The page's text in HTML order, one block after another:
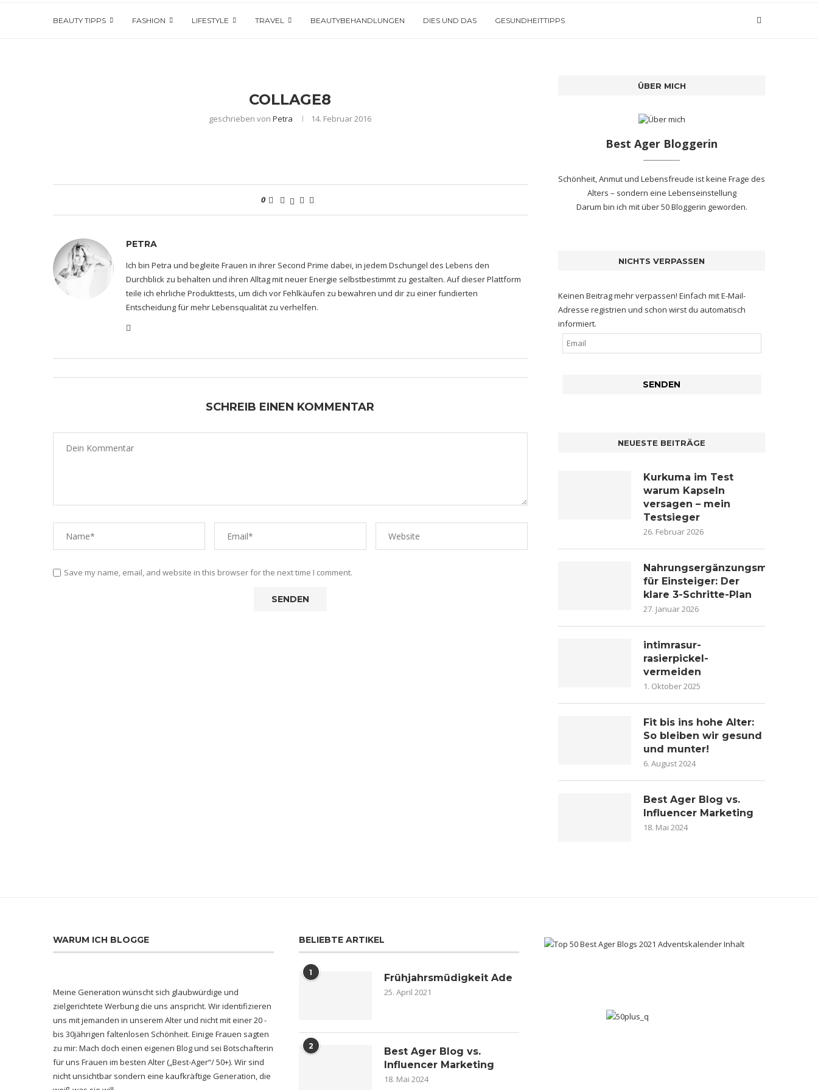
BEAUTY TIPPS FASHION LIFESTYLE TRAVEL BEAUTYBEHANDLUNGEN DIES UND DAS GESUNDHEITTIPPS
COLLAGE8
geschrieben vonPetra 14. Februar 2016
0
PETRA
Ich bin Petra und begleite Frauen in ihrer Second Prime dabei, in jedem Dschungel des Lebens den
Durchblick zu behalten und ihren Alltag mit neuer Energie selbstbestimmt zu gestalten. Auf dieser Plattform
teile ich ehrliche Produkttests, um dich vor Fehlkäufen zu bewahren und dir zu einer fundierten
Entscheidung für mehr Lebensqualität zu verhelfen.
SCHREIB EINEN KOMMENTAR
Save my name, email, and website in this browser for the next time I comment.
ÜBER MICH
Best Ager Bloggerin
Schönheit, Anmut und Lebensfreude ist keine Frage des
Alters – sondern eine Lebenseinstellung
Darum bin ich mitüber 50 Bloggerin geworden.
NICHTS VERPASSEN
Keinen Beitrag mehr verpassen! Einfach mit E-Mail-
Adresse registrien und schon wirst du automatisch
informiert.
NEUESTE BEITRÄGE
Kurkuma im Test
warum Kapseln
versagen – mein
Testsieger
26. Februar 2026
Nahrungsergänzungsmittel
für Einsteiger: Der
klare 3-Schritte-Plan
27. Januar 2026
intimrasur-
rasierpickel-
vermeiden
1. Oktober 2025
Fit bis ins hohe Alter:
So bleiben wir gesund
und munter!
6. August 2024
Best Ager Blog vs.
Influencer Marketing
18. Mai 2024
WARUM ICH BLOGGE
Meine Generation wünscht sich glaubwürdige und
zielgerichtete Werbung die uns anspricht. Wir identifizieren
uns mit jemanden in unserem Alter und nicht mit einer 20 -
bis 30jährigen faltenlosen Schönheit. Einige Frauen sagten
zu mir: Mach doch einen eigenen Blog und sei Botschafterin
für uns Frauen im besten Alter („Best-Ager“/ 50+). Wir sind
nicht unsichtbar sondern eine kaufkräftige Generation, die
BELIEBTE ARTIKEL
1 Frühjahrsmüdigkeit Ade
25. April 2021
2
Best Ager Blog vs.
Influencer Marketing
18. Mai 2024